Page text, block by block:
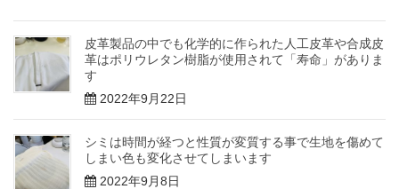
皮革製品の中でも化学的に作られた人工皮革や合成皮
革はポリウレタン樹脂が使用されて「寿命」がありま
す
2022年9月22日
シミは時間が経つと性質が変質する事で生地を傷めて
しまい色も変化させてしまいます
2022年9月8日